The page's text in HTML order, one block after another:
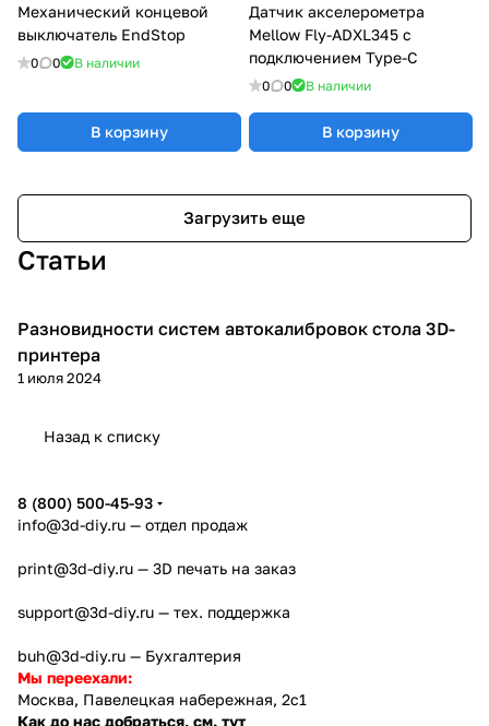
Механический концевой
выключатель EndStop
0 0 В наличии
В корзину
Датчик акселерометра
Mellow Fly-ADXL345 с
подключением Type-C
0 0 В наличии
В корзину
Загрузить еще
Статьи
3D принтеры
Разновидности систем автокалибровок стола 3D-
принтера
1 июля 2024
Назад к списку
8 (800) 500-45-93
info@3d-diy.ru — отдел продаж
print@3d-diy.ru — 3D печать на заказ
support@3d-diy.ru — тех. поддержка
buh@3d-diy.ru — Бухгалтерия
Мы переехали:
Москва, Павелецкая набережная, 2с1
Как до нас добраться, см. тут